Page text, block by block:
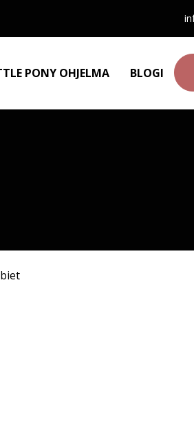
PONY OHJELMA BLOGI